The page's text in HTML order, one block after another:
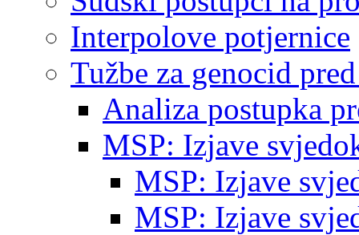
Interpolove potjernice
Tužbe za genocid
Analiza postupka
MSP: Izjave
MSP: Izjave
MSP: Izjave